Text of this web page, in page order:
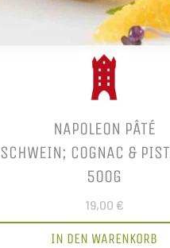
NAPOLEON PÂTÉ
SCHWEIN; COGNAC &
500G
19,00 €
IN DEN WARENKORB